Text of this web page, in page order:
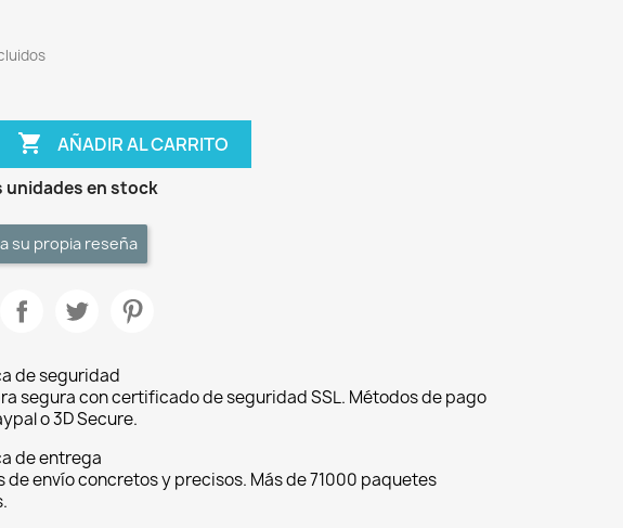
 AÑADIR AL CARRITO
unidades en stock
su propia reseña
de seguridad
segura con certificado de seguridad SSL. Métodos de pago
o 3D Secure.
de entrega
de envío concretos y precisos. Más de 71000 paquetes